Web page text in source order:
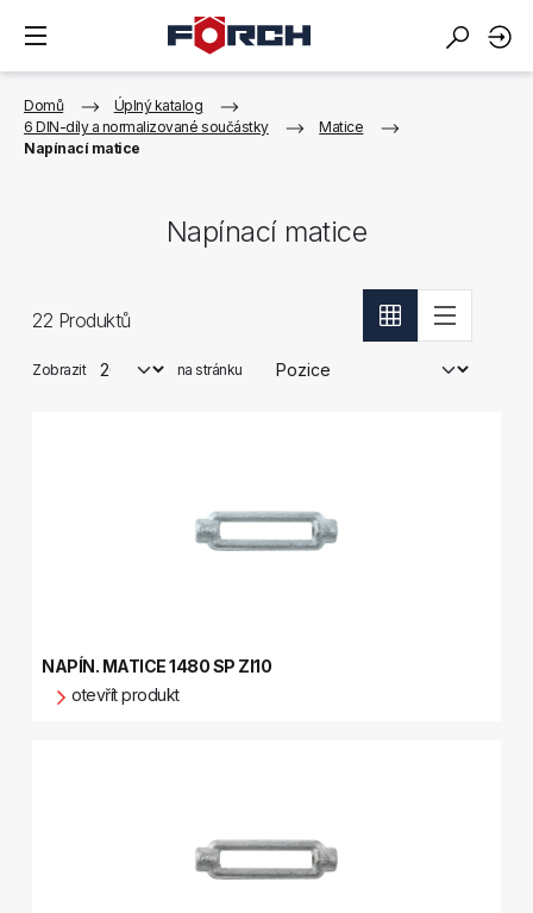
Domů
Úplný katalog
6 DIN-díly a normalizované součástky
Matice
Napínací matice
Napínací matice
22 Produktů
Zobrazit na stránku
NAPÍN. MATICE 1480 SP ZI10
otevřít produkt